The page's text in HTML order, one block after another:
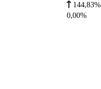
144,83%
0,00%